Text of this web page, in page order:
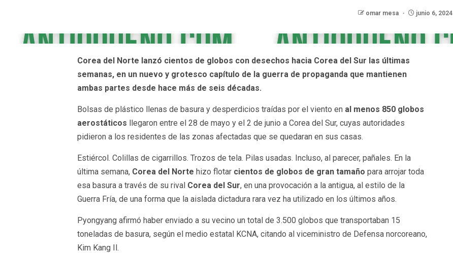
omar mesa junio 6, 2024
Corea del Norte lanzó cientos de globos con desechos hacia Corea del Sur las últimas
semanas, en un nuevo y grotesco capítulo de la guerra de propaganda que mantienen
ambas partes desde hace más de seis décadas.
Bolsas de plástico llenas de basura y desperdicios traídas por el viento en al menos 850 globos
aerostáticos llegaron entre el 28 de mayo y el 2 de junio a Corea del Sur, cuyas autoridades
pidieron a los residentes de las zonas afectadas que se quedaran en sus casas.
Estiércol. Colillas de cigarrillos. Trozos de tela. Pilas usadas. Incluso, al parecer, pañales. En la
última semana, Corea del Norte hizo flotar cientos de globos de gran tamaño para arrojar toda
esa basura a través de su rival Corea del Sur, en una provocación a la antigua, al estilo de la
Guerra Fría, de una forma que la aislada dictadura rara vez ha utilizado en los últimos años.
Pyongyang afirmó haber enviado a su vecino un total de 3.500 globos que transportaban 15
toneladas de basura, según el medio estatal KCNA, citando al viceministro de Defensa norcoreano,
Kim Kang Il.